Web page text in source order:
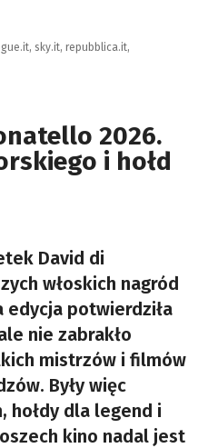
2026.
i hołd
David di
włoskich nagród
edycja potwierdziła
nie zabrakło
mistrzów i filmów
Były więc
hołdy dla legend i
kino nadal jest
sky.it, repubblica.it,